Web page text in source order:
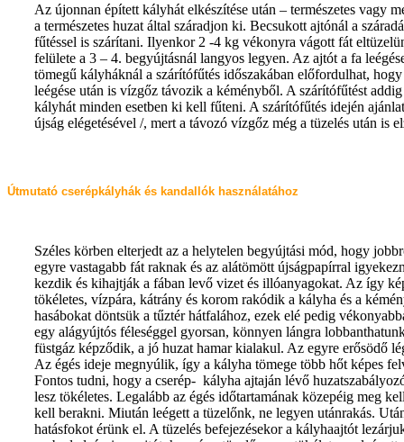
Az újonnan épített kályhát elkészítése után – természetes vagy
a természetes huzat által száradjon ki. Becsukott ajtónál a
fűtéssel is szárítani. Ilyenkor 2 -4 kg vékonyra vágott fát
felülete a 3 – 4. begyújtásnál langyos legyen. Az ajtót a fa
tömegű kályháknál a szárítófűtés időszakában előfordulhat,
leégése után is vízgőz távozik a kéményből. A szárítófűtést
kályhát minden esetben ki kell fűteni. A szárítófűtés idején
újság elégetésével /, mert a távozó vízgőz még a tüzelés után is
Útmutató cserépkályhák és kandallók használatához
Széles körben elterjedt az a helytelen begyújtási mód, hogy
egyre vastagabb fát raknak és az alátömött újságpapírral
kezdik és kihajtják a fában levő vizet és illóanyagokat. Az így
tökéletes, vízpára, kátrány és korom rakódik a kályha és a
hasábokat döntsük a tűztér hátfalához, ezek elé pedig
egy alágyújtós féleséggel gyorsan, könnyen lángra
füstgáz képződik, a jó huzat hamar kialakul. Az egyre erősödő
Az égés ideje megnyúlik, így a kályha tömege több hőt képes
Fontos tudni, hogy a cserép- kályha ajtaján lévő
lesz tökéletes. Legalább az égés időtartamának közepéig meg
kell berakni. Miután leégett a tüzelőnk, ne legyen utánrakás.
hatásfokot érünk el. A tüzelés befejezésekor a kályhaajtót